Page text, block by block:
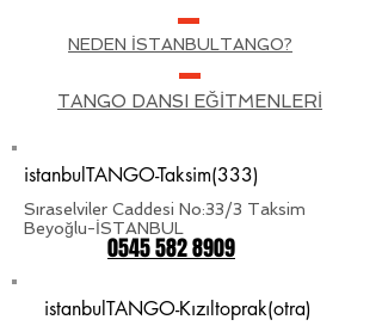
NEDEN İSTANBULTANGO?
TANGO DANSI EĞİTMENLERİ
istanbulTANGO-Taksim(333)
Sıraselviler Caddesi No:33/3 Taksim
Beyoğlu-İSTANBUL
0545 582 8909
istanbulTANGO-Kızıltoprak(otra)